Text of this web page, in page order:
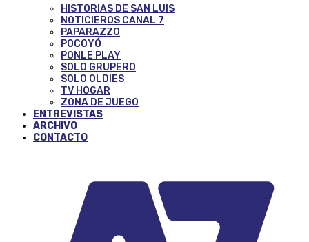
HISTORIAS DE SAN LUIS
NOTICIEROS CANAL 7
PAPARAZZO
POCOYÓ
PONLE PLAY
SOLO GRUPERO
SOLO OLDIES
TV HOGAR
ZONA DE JUEGO
ENTREVISTAS
ARCHIVO
CONTACTO